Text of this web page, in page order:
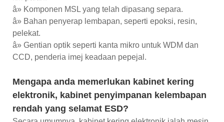
â» Komponen MSL yang telah dipasang separa.
â» Bahan penyerap lembapan, seperti epoksi, resin,
pelekat.
â» Gentian optik seperti kanta mikro untuk WDM dan
CCD, penderia imej keadaan pepejal.
Mengapa anda memerlukan kabinet kering
elektronik, kabinet penyimpanan kelembapan
rendah yang selamat ESD?